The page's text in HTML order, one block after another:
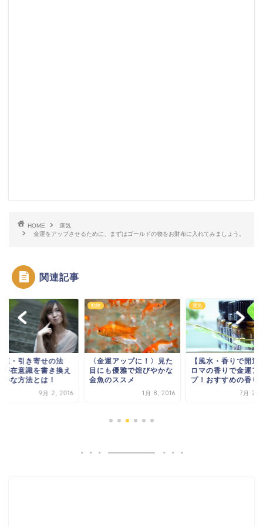
HOME
運気
金運をアップさせるために、まずはゴールドの物をお財布に入れてみましょう。
関連記事
運・引き寄せの法
潜在意識を書き換え
手な方法とは！
9月 2, 2016
動物
〈金運アップに！〉見た
目にも優雅で煌びやかな
金魚のススメ
1月 8, 2016
運気
【風水・香りで開運
ロマの香りで金運ア
プ！おすすめの香り♪
7月 21,